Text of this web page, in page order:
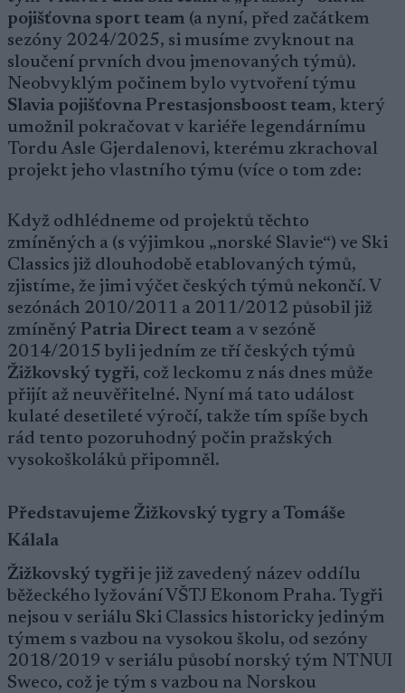
pojišťovna sport team (a nyní, před začátkem
sezóny 2024/2025, si musíme zvyknout na
sloučení prvních dvou jmenovaných týmů).
Neobvyklým počinem bylo vytvoření týmu
Slavia pojišťovna Prestasjonsboost team, který
umožnil pokračovat v kariéře legendárnímu
Tordu Asle Gjerdalenovi, kterému zkrachoval
projekt jeho vlastního týmu (více o tom zde:
Když odhlédneme od projektů těchto
zmíněných a (s výjimkou „norské Slavie“) ve Ski
Classics již dlouhodobě etablovaných týmů,
zjistíme, že jimi výčet českých týmů nekončí. V
sezónách 2010/2011 a 2011/2012 působil již
zmíněný Patria Direct team a v sezóně
2014/2015 byli jedním ze tří českých týmů
Žižkovský tygři, což leckomu z nás dnes může
přijít až neuvěřitelné. Nyní má tato událost
kulaté desetileté výročí, takže tím spíše bych
rád tento pozoruhodný počin pražských
vysokoškoláků připomněl.
Představujeme Žižkovský tygry a Tomáše
Kálala
Žižkovský tygři je již zavedený název oddílu
běžeckého lyžování VŠTJ Ekonom Praha. Tygři
nejsou v seriálu Ski Classics historicky jediným
týmem s vazbou na vysokou školu, od sezóny
2018/2019 v seriálu působí norský tým NTNUI
Sweco, což je tým s vazbou na Norskou